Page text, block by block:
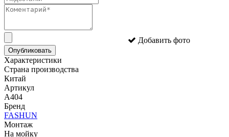
Добавить фото
Опубликовать
Характеристики
Страна производства
Китай
Артикул
A404
Бренд
FASHUN
Монтаж
На мойку